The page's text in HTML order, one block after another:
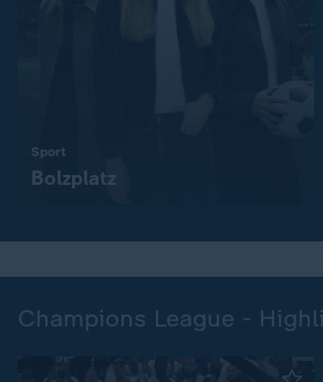
Sport
Bolzplatz
Champions League -